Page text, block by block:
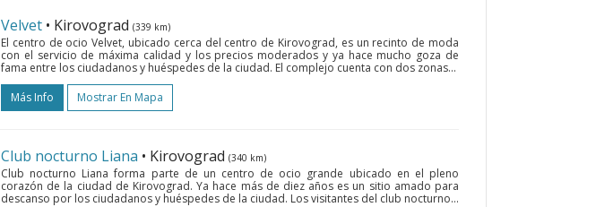
Velvet • Kirovograd (339 km)
El centro de ocio Velvet, ubicado cerca del centro de Kirovograd, es un recinto de moda
con el servicio de máxima calidad y los precios moderados y ya hace mucho goza de
fama entre los ciudadanos y huéspedes de la ciudad. El complejo cuenta con dos zonas...
Más Info
Mostrar En Mapa
Club nocturno Liana • Kirovograd (340 km)
Club nocturno Liana forma parte de un centro de ocio grande ubicado en el pleno
corazón de la ciudad de Kirovograd. Ya hace más de diez años es un sitio amado para
descanso por los ciudadanos y huéspedes de la ciudad. Los visitantes del club nocturno...